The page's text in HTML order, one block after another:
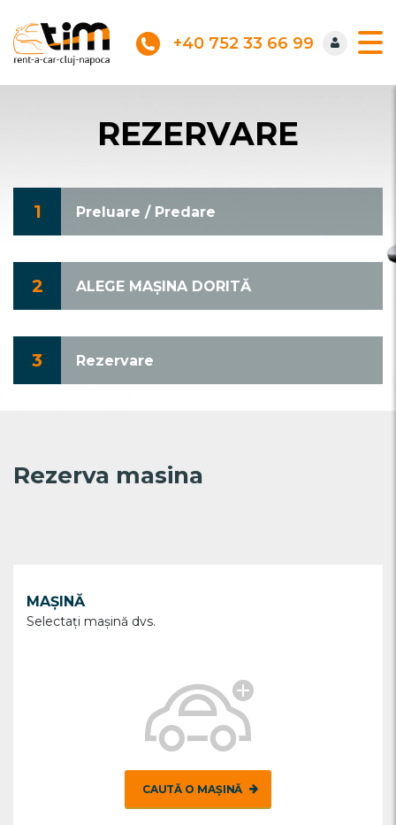
+40 752 33 66 99
REZERVARE
1 Preluare / Predare
2 ALEGE MAȘINA DORITĂ
3 Rezervare
Rezerva masina
MAȘINĂ
Selectați maşină dvs.
CAUTĂ O MAȘINĂ